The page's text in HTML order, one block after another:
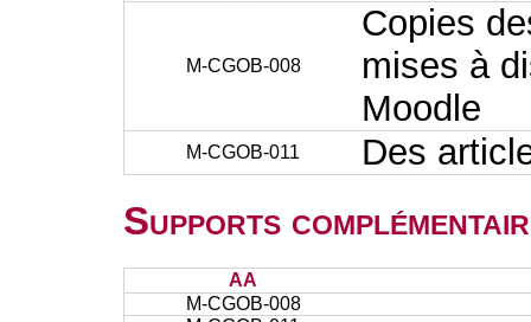
M-CGOB-008
Copies
mises à
Moodle
M-CGOB-011 Des
Supports
AA
M-CGOB-008